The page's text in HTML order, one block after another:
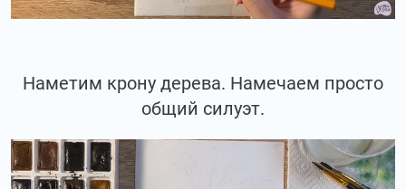
Наметим крону дерева. Намечаем просто
общий силуэт.